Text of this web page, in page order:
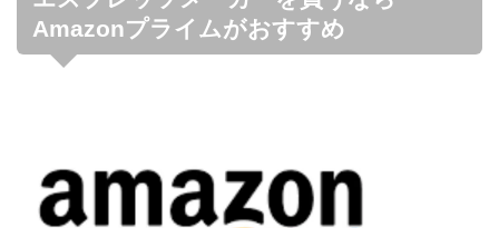
Amazonプライムがおすすめ